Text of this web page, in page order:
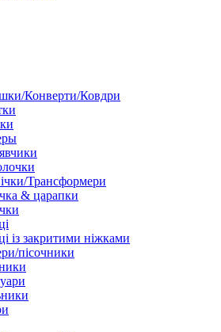
Конверти/Ковдри
Трансформери
& царапки
із закритими ніжками
пісочники